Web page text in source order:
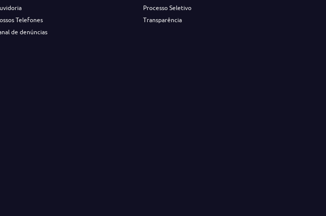
Telefones
de denúncias
Processo Seletivo
Transparência